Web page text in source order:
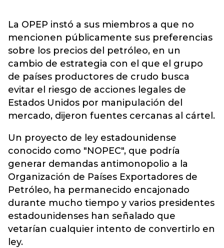
La OPEP instó a sus miembros a que no
mencionen públicamente sus preferencias
sobre los precios del petróleo, en un
cambio de estrategia con el que el grupo
de países productores de crudo busca
evitar el riesgo de acciones legales de
Estados Unidos por manipulación del
mercado, dijeron fuentes cercanas al cártel.
Un proyecto de ley estadounidense
conocido como "NOPEC", que podría
generar demandas antimonopolio a la
Organización de Países Exportadores de
Petróleo, ha permanecido encajonado
durante mucho tiempo y varios presidentes
estadounidenses han señalado que
vetarían cualquier intento de convertirlo en
ley.